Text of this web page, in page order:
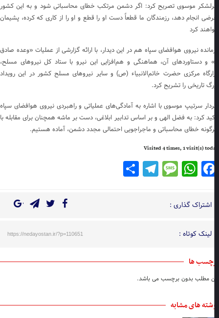
موسوی تصریح کرد: اگر دشمن مرتکب خطای محاسباتی شود و به این کشور
انجام دهد، رزمندگان ما قطعاً دست او را قطع و او را از کاری که کرده، پشیمان
کرد
نیروی هوافضای سپاه هم در این دیدار، با ارائه گزارشی از عملیات «وعده صادق
و دستاورد‌های آن، هماهنگی و هم‌افزایی این نیرو با ستاد کل نیرو‌های مسلح،
مرکزی حضرت خاتم‌الانبیاء (ص) و سایر نیرو‌های مسلح کشور در این رویداد
تاریخی را تشریح کرد.
سرتیپ موسوی با اشاره به آمادگی‌های عملیاتی و راهبردی نیروی هوافضای سپاه
کرد: به فضل الهی و بر اساس تدابیر ابلاغی، دست بر ماشه همچنان برای مقابله با
خطای محاسباتی و ماجراجویی احتمالی مجدد دشمن، آماده هستیم.
Visited 4 times, 1 visit(s)
Facebook
WhatsApp
Message
Telegram
Share
اشتراک گذاری :
لینک کوتاه : https://nedayostan.ir/?p=110651
ها
مطلب بدون برچسب می باشد.
های مشابه